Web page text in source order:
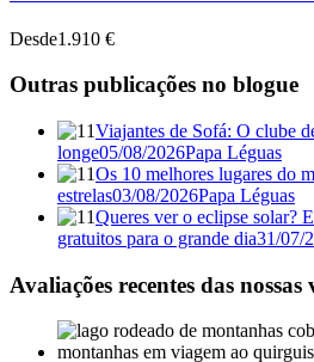
Desde1.910 €
Outras publicações no blogue
Viajantes de Sofá: O clube
longe05/08/2026Papa Léguas
Os 10 melhores lugares do
estrelas03/08/2026Papa Léguas
Queres ver o eclipse solar?
gratuitos para o grande dia31/07/
Avaliações recentes das nossas